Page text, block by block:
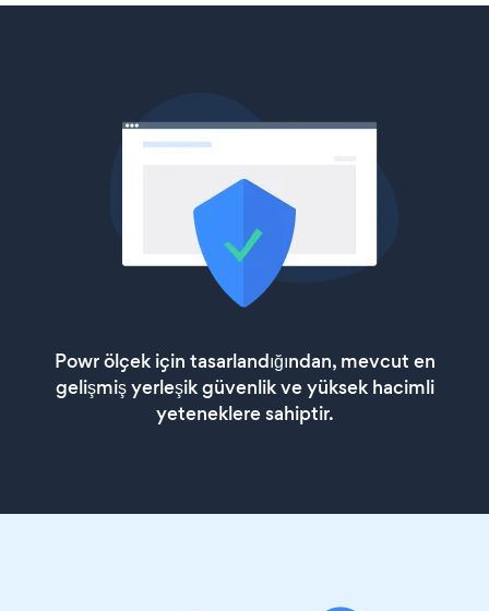
Powr ölçek için tasarlandığından, mevcut en
gelişmiş yerleşik güvenlik ve yüksek hacimli
yeteneklere sahiptir.